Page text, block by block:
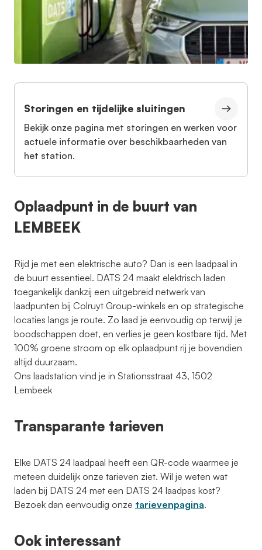
Storingen en tijdelijke sluitingen
Bekijk onze pagina met storingen en werken voor
actuele informatie over beschikbaarheden van
het station.
Oplaadpunt in de buurt van
LEMBEEK
Rijd je met een elektrische auto? Dan is een laadpaal in
de buurt essentieel. DATS 24 maakt elektrisch laden
toegankelijk dankzij een uitgebreid netwerk van
laadpunten bij Colruyt Group-winkels en op strategische
locaties langs je route. Zo laad je eenvoudig op terwijl je
boodschappen doet, en verlies je geen kostbare tijd. Met
100% groene stroom op elk oplaadpunt rij je bovendien
altijd duurzaam.
Ons laadstation vind je in Stationsstraat 43, 1502
Lembeek
Transparante tarieven
Elke DATS 24 laadpaal heeft een QR-code waarmee je
meteen duidelijk onze tarieven ziet. Wil je weten wat
laden bij DATS 24 met een DATS 24 laadpas kost?
Bezoek dan eenvoudig onze tarievenpagina.
Ook interessant